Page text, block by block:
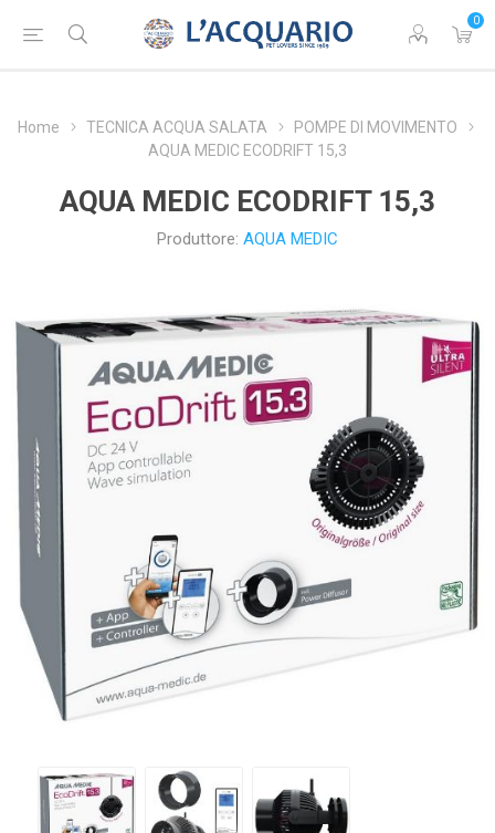
0
Home TECNICA ACQUA SALATA
POMPE DI MOVIMENTO
AQUA MEDIC ECODRIFT 15,3
AQUA MEDIC ECODRIFT 15,3
Produttore: AQUA MEDIC